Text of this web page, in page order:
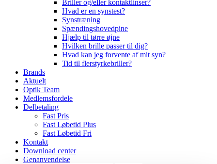
Briller og/eller kontaktlinser?
Hvad er en synstest?
Synstræning
Spændingshovedpine
Hjælp til tørre øjne
Hvilken brille passer til dig?
Hvad kan jeg forvente af mit syn?
Tid til flerstyrkebriller?
Brands
Aktuelt
Optik Team
Medlemsfordele
Delbetaling
Fast Pris
Fast Løbetid Plus
Fast Løbetid Fri
Kontakt
Download center
Genanvendelse